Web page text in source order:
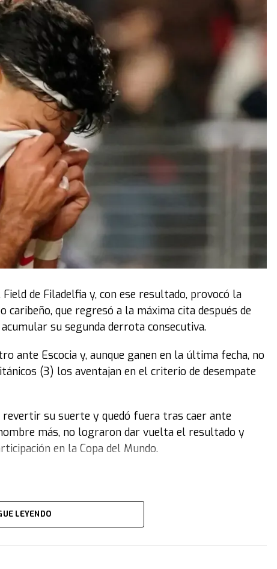
de Filadelfia y, con ese resultado, provocó la
que regresó a la máxima cita después de
su segunda derrota consecutiva.
ante Escocia y, aunque ganen en la última fecha, no
(3) los aventajan en el criterio de desempate
revertir su suerte y quedó fuera tras caer ante
más, no lograron dar vuelta el resultado y
en la Copa del Mundo.
LEYENDO